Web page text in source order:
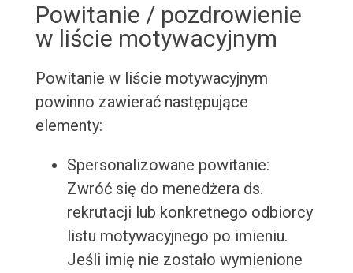
Powitanie / pozdrowienie
w liście motywacyjnym
Powitanie w liście motywacyjnym
powinno zawierać następujące
elementy:
Spersonalizowane powitanie:
Zwróć się do menedżera ds.
rekrutacji lub konkretnego odbiorcy
listu motywacyjnego po imieniu.
Jeśli imię nie zostało wymienione